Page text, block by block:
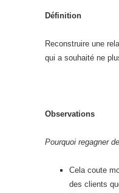
Définition
Reconstruire une
qui a souhaité ne
Observations
Pourquoi regagner
Cela coute
des clients